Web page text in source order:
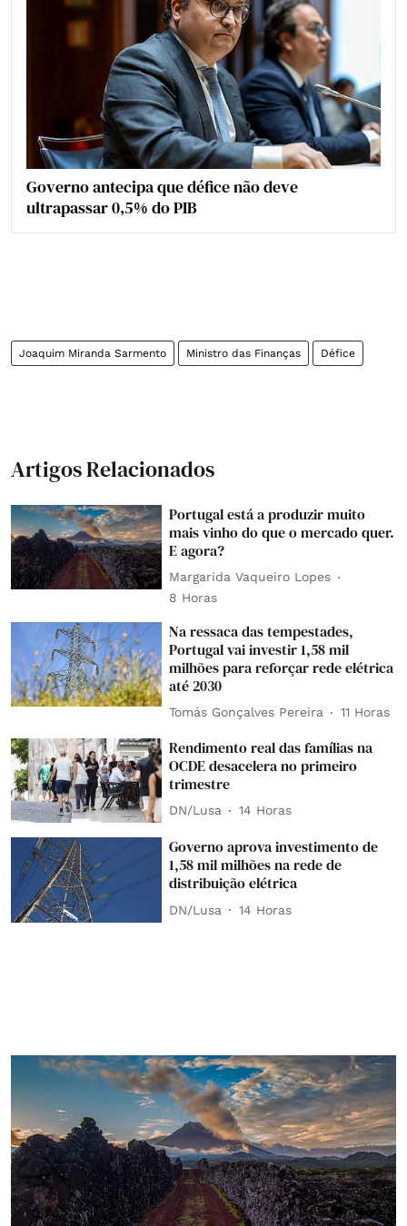
Governo antecipa que défice não deve
ultrapassar 0,5% do PIB
Joaquim Miranda Sarmento Ministro das Finanças Défice
Artigos Relacionados
Portugal está a produzir muito
mais vinho do que o mercado quer.
E agora?
Margarida Vaqueiro Lopes
8 Horas
Na ressaca das tempestades,
Portugal vai investir 1,58 mil
milhões para reforçar rede elétrica
até 2030
Tomás Gonçalves Pereira 11 Horas
Rendimento real das famílias na
OCDE desacelera no primeiro
trimestre
DN/Lusa 14 Horas
Governo aprova investimento de
1,58 mil milhões na rede de
distribuição elétrica
DN/Lusa 14 Horas